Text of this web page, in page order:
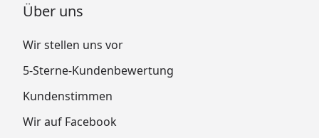
Über uns
Wir stellen uns vor
5-Sterne-Kundenbewertung
Kundenstimmen
Wir auf Facebook